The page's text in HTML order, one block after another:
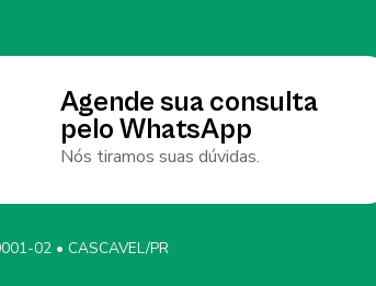
Agende sua consulta
pelo WhatsApp
Nós tiramos suas dúvidas.
02 • CASCAVEL/PR